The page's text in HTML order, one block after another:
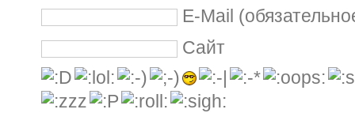
E-Mail
Сайт